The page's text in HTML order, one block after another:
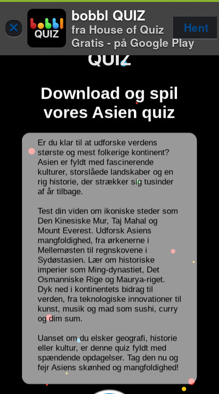
×
bobbl QUIZ
fra House of Quiz
Gratis - på Google Play
Hent
Download og spil
vores Asien quiz
Er du klar til at udforske verdens
største og mest folkerige kontinent?
Asien er fyldt med fascinerende
kulturer, storslåede landskaber og en
rig historie, der strækker sig tusinder
af år tilbage.
Test din viden om ikoniske steder som
Den Kinesiske Mur, Taj Mahal og
Mount Everest. Udforsk Asiens
mangfoldighed, fra ørkenerne i
Mellemøsten til regnskovene i
Sydøstasien. Lær om historiske
imperier som Ming-dynastiet, Det
Osmanniske Rige og Maurya-riget.
Dyk ned i kontinentets bidrag til
verden, fra teknologiske innovationer til
kunst, musik og mad som sushi, curry
og dim sum.
Uanset om du elsker geografi, historie
eller kultur, er denne quiz fyldt med
spændende opdagelser. Tag den nu og
fejr Asiens skønhed og mangfoldighed!